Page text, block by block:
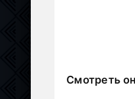
Смотреть